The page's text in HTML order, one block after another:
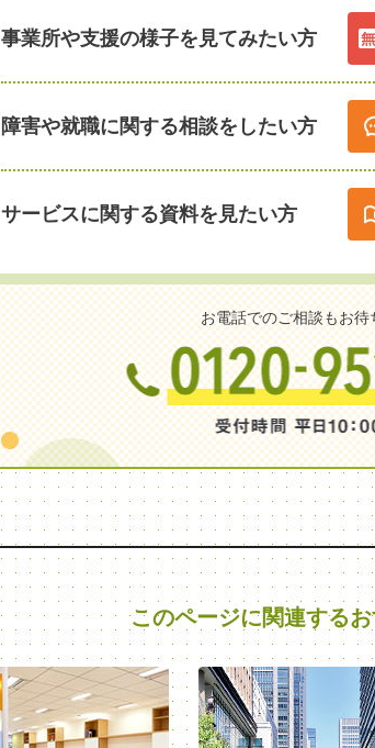
事業所や支援の様子を見てみたい方
障害や就職に関する相談をしたい方
サービスに関する資料を見たい方
お電話でのご相談もお待
このページに関連する